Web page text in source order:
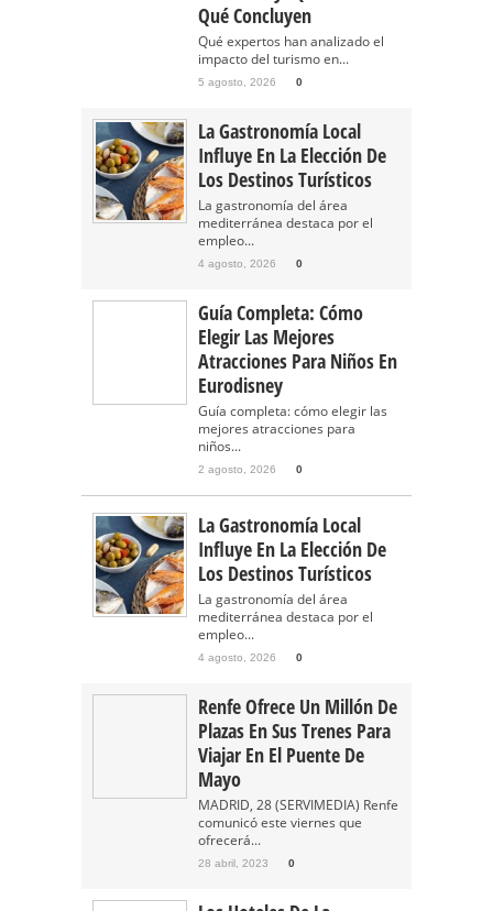
Qué Concluyen
Qué expertos han analizado el
impacto del turismo en...
5 agosto, 2026 0
La Gastronomía Local
Influye En La Elección De
Los Destinos Turísticos
La gastronomía del área
mediterránea destaca por el
empleo...
4 agosto, 2026 0
Guía Completa: Cómo
Elegir Las Mejores
Atracciones Para Niños En
Eurodisney
Guía completa: cómo elegir las
mejores atracciones para
niños...
2 agosto, 2026 0
La Gastronomía Local
Influye En La Elección De
Los Destinos Turísticos
La gastronomía del área
mediterránea destaca por el
empleo...
4 agosto, 2026 0
Renfe Ofrece Un Millón De
Plazas En Sus Trenes Para
Viajar En El Puente De
Mayo
MADRID, 28 (SERVIMEDIA) Renfe
comunicó este viernes que
ofrecerá...
28 abril, 2023 0